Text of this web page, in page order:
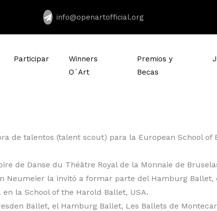
info@openartofficial.org
Participar
Winners
O`Art
Premios y
Becas
de talentos (talent scout) para la European School of
de Danse du Théâtre Royal de la Monnaie de
Neumeier la invitó a formar parte del Hamburg Ballet,
la School of the Harold Ballet, USA.
Ballet, el Hamburg Ballet, Les Ballets de